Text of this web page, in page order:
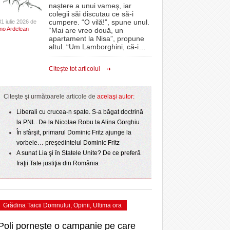
la
- acum 2 zile
cu o victorie
- 25 July 2026
o echipă de
Sărbătoarea continuă! Zeci de mii de oameni
au celebrat a treia seară la rând Ziua Timișoarei
- 2 August 2026
Iniţiativă inedită pentru Zilele Orașului
talentelor locale- 2 August 2026
View all
proiectelor derulate de instituție din fonduri
europene/FOTO- 11 December 2025
ANAF oferă persoanelor fizice posibilitatea să
beneficieze de Declarația Unică 212
2025
View all
CLIPURI VIDEO
JOCURI ONLINE
DIVERSE
FARMACII DIN
GRĂDINIŢE DIN TIMIŞ
PRIMĂRIILE DIN TIMIŞ
SFATUL MEDICULUI
SFATURI JURIDICE
iulie 2026 de
Ardelean
naştere a unui vameş, iar
colegii săi discutau ce să-i
cumpere. “O vilă!”, spune unul.
“Mai are vreo două, un
apartament la Nisa”, propune
altul. “Um Lamborghini, că-i
Citeşte tot articolul
Citeşte şi următoarele articole de acelaşi autor:
Liberali cu crucea-n spate. S-a băgat doctrină
la PNL. De la Nicolae Robu la Alina Gorghiu
În sfârşit, primarul Dominic Fritz ajunge la
vorbele… preşedintelui Dominic Fritz
A sunat Lia şi în Statele Unite? De ce preferă
fraţii Tate justiţia din România
Grădina Taicii Domnului, Opinii, Ultima ora
pornește o campanie pe care